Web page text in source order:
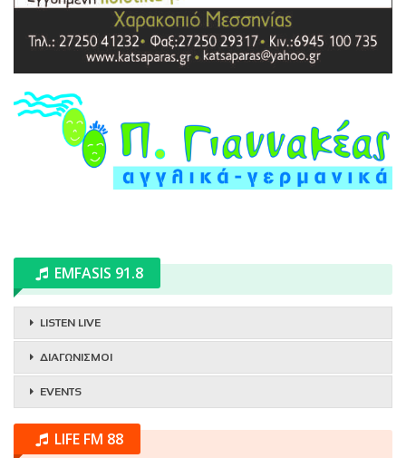
EMFASIS 91.8
LISTEN LIVE
ΔΙΑΓΩΝΙΣΜΟΙ
EVENTS
LIFE FM 88